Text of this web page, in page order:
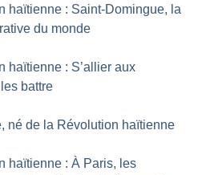
haïtienne : Saint-Domingue, la
du monde
haïtienne : S’allier aux
battre
né de la Révolution haïtienne
haïtienne : À Paris, les